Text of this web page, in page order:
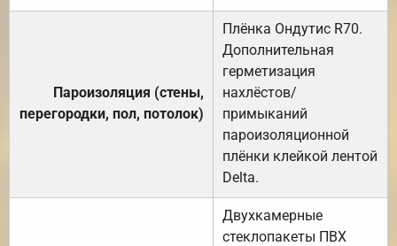
Пароизоляция (стены,
перегородки, пол, потолок)
Плёнка Ондутис R70.
Дополнительная
герметизация
нахлёстов/
примыканий
пароизоляционной
плёнки клейкой лентой
Delta.
Двухкамерные
стеклопакеты ПВХ